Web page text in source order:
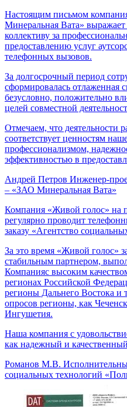
Настоящим письмом
Минеральная Вата»
коллективу за
предоставлению услуг
телефонных вызовов.
За долгосрочный период
сформировалась отлаженная
безусловно, положительно
целей совместной
Отмечаем, что деятельности
соответствует ценностям
профессионализмом,
эффективностью в
Андрей Петров Инженер-
– «ЗАО Минеральная Вата»
Компания «Живой голос» на
регулярно проводит
заказу «Агентство
За это время «Живой голос»
стабильным партнером,
Компанияс высоким
регионах Российской
регионы Дальнего Востока и
опросов регионы, как
Ингушетия.
Наша компания с
как надежный и
Романов М.В.
социальных технологий